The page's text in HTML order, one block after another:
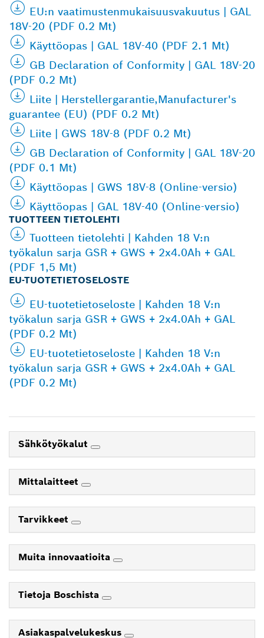
EU:n vaatimustenmukaisuusvakuutus | GAL
18V-20 (PDF 0.2 Mt)
Käyttöopas | GAL 18V-40 (PDF 2.1 Mt)
GB Declaration of Conformity | GAL 18V-20
(PDF 0.2 Mt)
Liite | Herstellergarantie,Manufacturer's
guarantee (EU) (PDF 0.2 Mt)
Liite | GWS 18V-8 (PDF 0.2 Mt)
GB Declaration of Conformity | GAL 18V-20
(PDF 0.1 Mt)
Käyttöopas | GWS 18V-8 (Online-versio)
Käyttöopas | GAL 18V-40 (Online-versio)
TUOTTEEN TIETOLEHTI
Tuotteen tietolehti | Kahden 18 V:n
työkalun sarja GSR + GWS + 2x4.0Ah + GAL
(PDF 1,5 Mt)
EU-TUOTETIETOSELOSTE
EU-tuotetietoseloste | Kahden 18 V:n
työkalun sarja GSR + GWS + 2x4.0Ah + GAL
(PDF 0.2 Mt)
EU-tuotetietoseloste | Kahden 18 V:n
työkalun sarja GSR + GWS + 2x4.0Ah + GAL
(PDF 0.2 Mt)
Sähkötyökalut
Mittalaitteet
Tarvikkeet
Muita innovaatioita
Tietoja Boschista
Asiakaspalvelukeskus